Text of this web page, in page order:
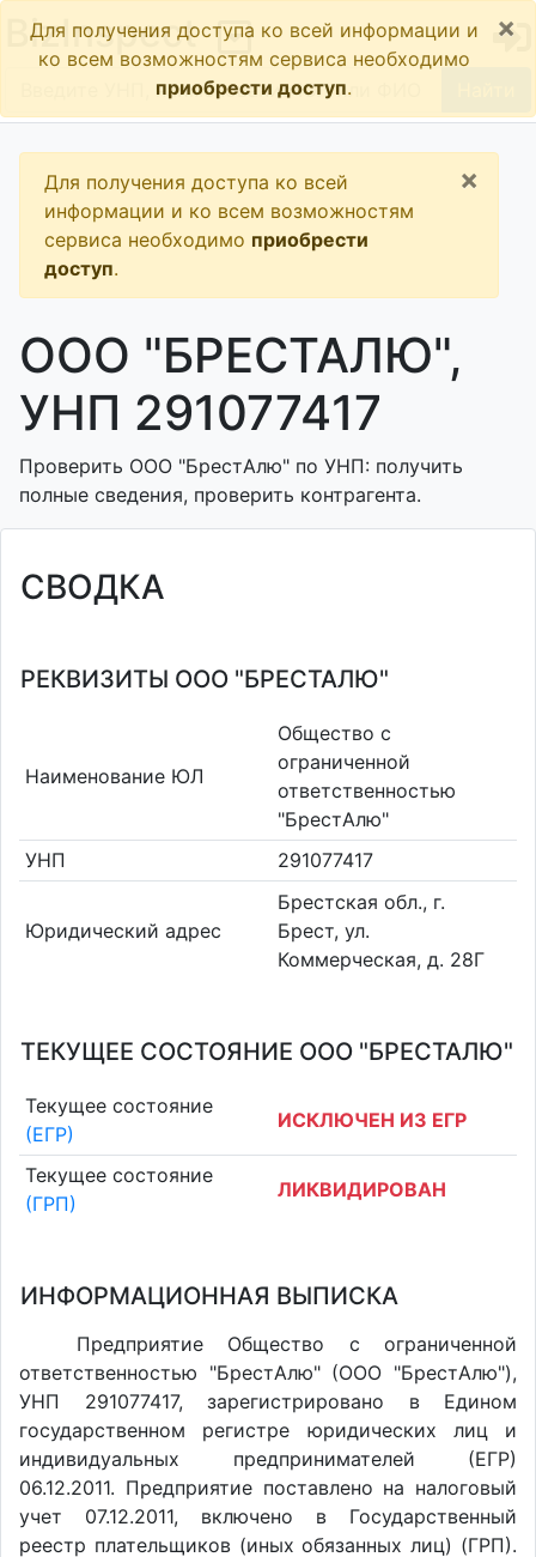
BizInspect
Для получения доступа ко всей информации и
ко всем возможностям сервиса необходимо
приобрести доступ.
×
Для получения доступа ко всей
информации и ко всем возможностям
сервиса необходимо приобрести
доступ.
×
ООО "БРЕСТАЛЮ",
УНП 291077417
Проверить ООО "БрестАлю" по УНП: получить
полные сведения, проверить контрагента.
СВОДКА
РЕКВИЗИТЫ ООО "БРЕСТАЛЮ"
Наименование ЮЛ
Общество с
ограниченной
ответственностью
"БрестАлю"
УНП
291077417
Юридический адрес
Брестская обл., г.
Брест, ул.
Коммерческая, д. 28Г
ТЕКУЩЕЕ СОСТОЯНИЕ ООО "БРЕСТАЛЮ"
Текущее состояние
(ЕГР)
ИСКЛЮЧЕН ИЗ ЕГР
Текущее состояние
(ГРП)
ЛИКВИДИРОВАН
ИНФОРМАЦИОННАЯ ВЫПИСКА
Предприятие Общество с ограниченной
ответственностью "БрестАлю" (ООО "БрестАлю"),
УНП 291077417, зарегистрировано в Едином
государственном регистре юридических лиц и
индивидуальных предпринимателей (ЕГР)
06.12.2011. Предприятие поставлено на налоговый
учет 07.12.2011, включено в Государственный
реестр плательщиков (иных обязанных лиц) (ГРП).